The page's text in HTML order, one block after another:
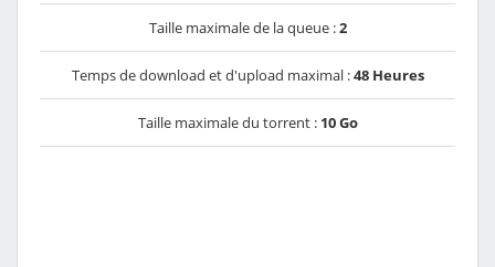
Taille maximale de la queue :2
Temps de download et d'upload maximal :48 Heures
Taille maximale du torrent : 10 Go